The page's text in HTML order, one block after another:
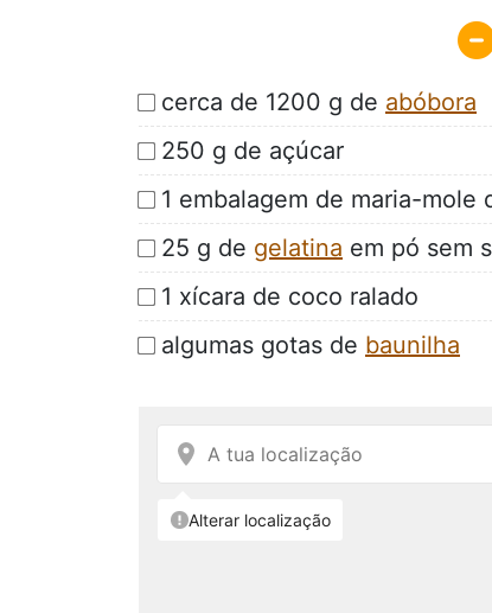
cerca de 1200 g de abóbora
250 g de açúcar
1 embalagem de maria-mole
25 g de gelatina em pó sem
1 xícara de coco ralado
algumas gotas de baunilha